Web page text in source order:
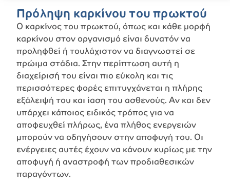
Πρόληψη καρκίνου του πρωκτού
Ο καρκίνος του πρωκτού, όπως και κάθε μορφή
καρκίνου στον οργανισμό είναι δυνατόν να
προληφθεί ή τουλάχιστον να διαγνωστεί σε
πρώιμα στάδια. Στην περίπτωση αυτή η
διαχείρισή του είναι πιο εύκολη και τις
περισσότερες φορές επιτυγχάνεται η πλήρης
εξάλειψή του και ίαση του ασθενούς. Αν και δεν
υπάρχει κάποιος ειδικός τρόπος για να
αποφευχθεί πλήρως, ένα πλήθος ενεργειών
μπορούν να οδηγήσουν στην αποφυγή του. Οι
ενέργειες αυτές έχουν να κάνουν κυρίως με την
αποφυγή ή αναστροφή των προδιαθεσικών
παραγόντων.